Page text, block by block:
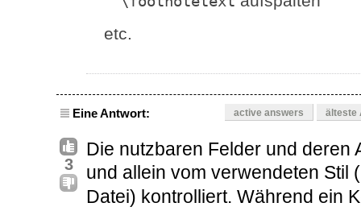
etc.
Eine Antwort: active answers älteste
3
Die nutzbaren Felder und deren
und allein vom verwendeten Stil (
Datei) kontrolliert. Während ein